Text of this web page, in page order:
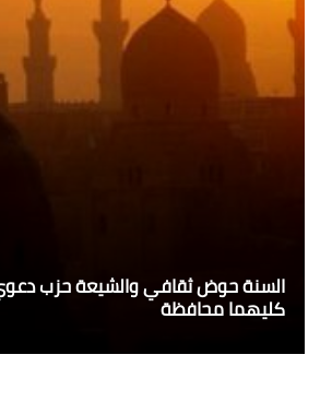
السنة حوض ثقافي والشيعة حزب
كليهما محافظة